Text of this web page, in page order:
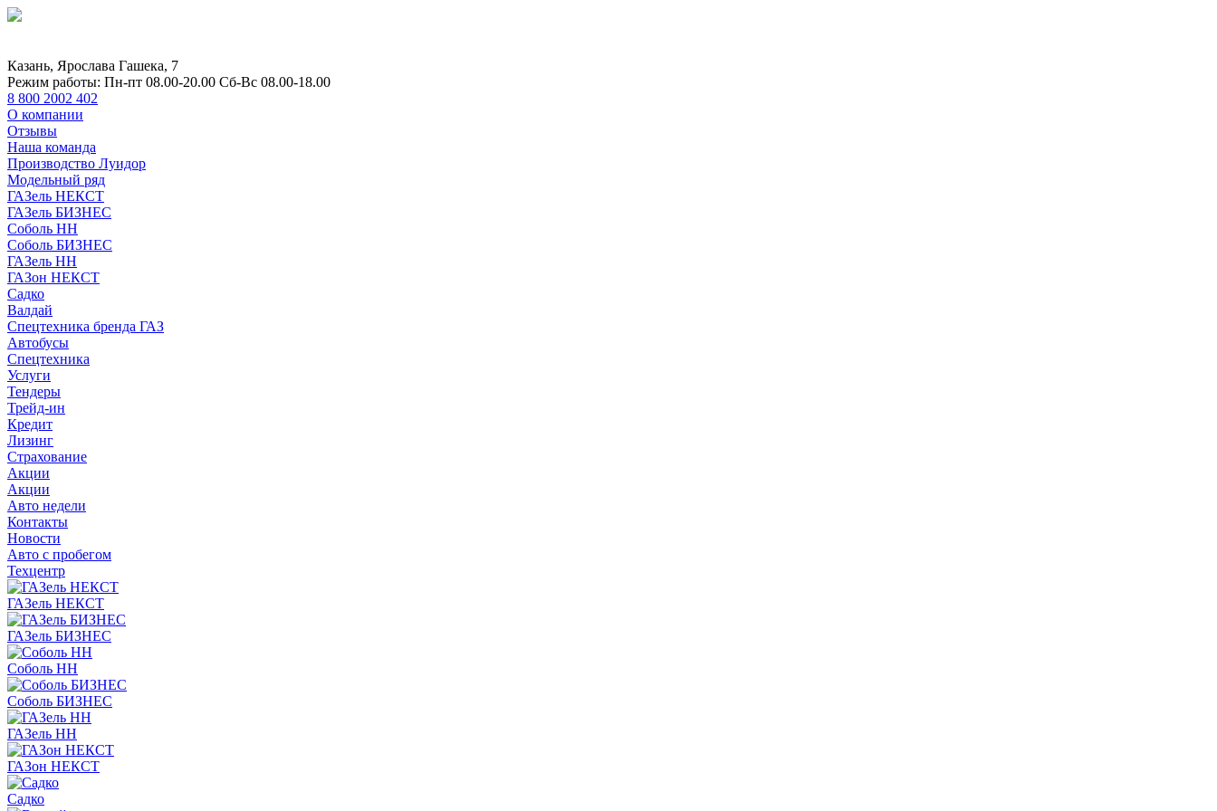
Казань, Ярослава Гашека, 7
Режим работы: Пн-пт 08.00-20.00 Сб-Вс 08.00-18.00
8 800 2002 402
О компании
Отзывы
Наша команда
Производство Луидор
Модельный ряд
ГАЗель НЕКСТ
ГАЗель БИЗНЕС
Соболь НН
Соболь БИЗНЕС
ГАЗель НН
ГАЗон НЕКСТ
Садко
Валдай
Спецтехника бренда ГАЗ
Автобусы
Спецтехника
Услуги
Тендеры
Трейд-ин
Кредит
Лизинг
Страхование
Акции
Акции
Авто недели
Контакты
Новости
Авто с пробегом
Техцентр
ГАЗель НЕКСТ
ГАЗель БИЗНЕС
Соболь НН
Соболь БИЗНЕС
ГАЗель НН
ГАЗон НЕКСТ
Садко